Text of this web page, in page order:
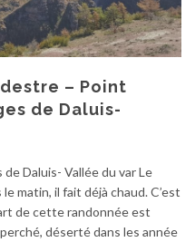
– Point
de Daluis-
Daluis- Vallée du var Le
matin, il fait déjà chaud. C’est
de cette randonnée est
déserté dans les année